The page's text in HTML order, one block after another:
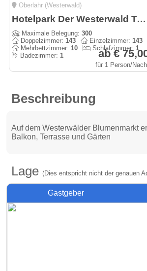
Oberlahr (Westerwald)
Hotelpark Der Westerwald Treff - Ehlscheid GmbH
Maximale Belegung:300
Doppelzimmer:143 Einzelzimmer:143
Mehrbettzimmer:10 Schlafzimmer:1
Badezimmer:1 ab €
für 1 Person/
Beschreibung
Auf dem Westerwälder Blumenmarkt
Balkon, Terrasse und Gärten
Lage(Dies entspricht nicht der genauen
Gastgeber